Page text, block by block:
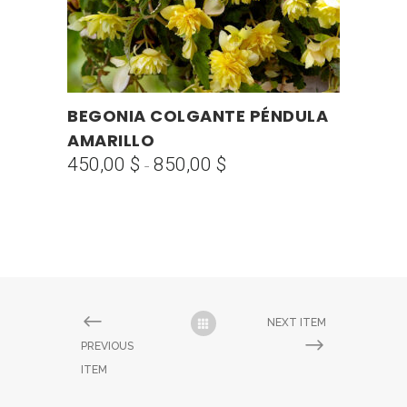
SELECCIONAR OPCIONES
producto
tiene
múltiples
elegir
en
BEGONIA COLGANTE PÉNDULA
AMARILLO
450,00 $ - 850,00 $
PREVIOUS
ITEM
NEXT ITEM